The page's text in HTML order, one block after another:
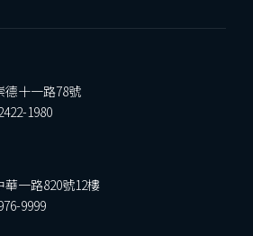
德十一路78號
1980
華一路820號12樓
9999